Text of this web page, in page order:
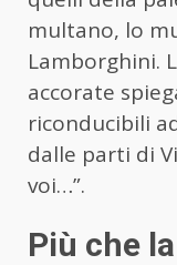
multano, lo
Lamborghini.
accorate
riconducibili
dalle parti di
voi…”.
Più che